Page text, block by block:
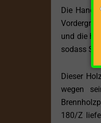
Die
und die
sodass
Dieser
wegen
180/Z